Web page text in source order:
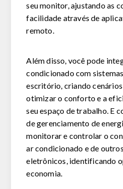
seu monitor, ajustando as
facilidade através de
remoto.
Além disso, você pode
condicionado com
escritório, criando
otimizar o conforto e a
seu espaço de trabalho. E
de gerenciamento de
monitorar e controlar o
ar condicionado e de
eletrônicos, identificando
economia.